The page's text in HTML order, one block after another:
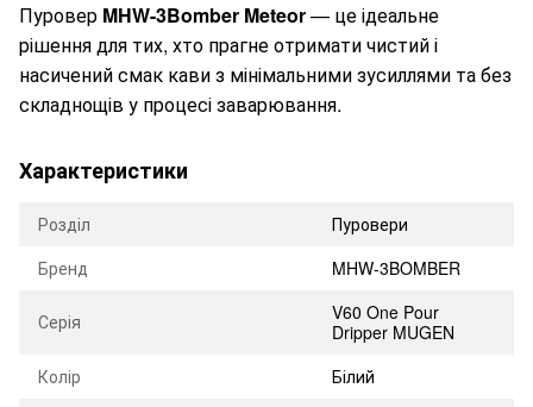
Пуровер MHW-3Bomber Meteor— це ідеальне
рішення для тих, хто прагне отримати чистий і
насичений смак кави з мінімальними зусиллями та без
складнощів у процесі заварювання.
Характеристики
Розділ
Пуровери
Бренд
MHW-3BOMBER
Серія
V60 One Pour
Dripper MUGEN
Колір
Білий